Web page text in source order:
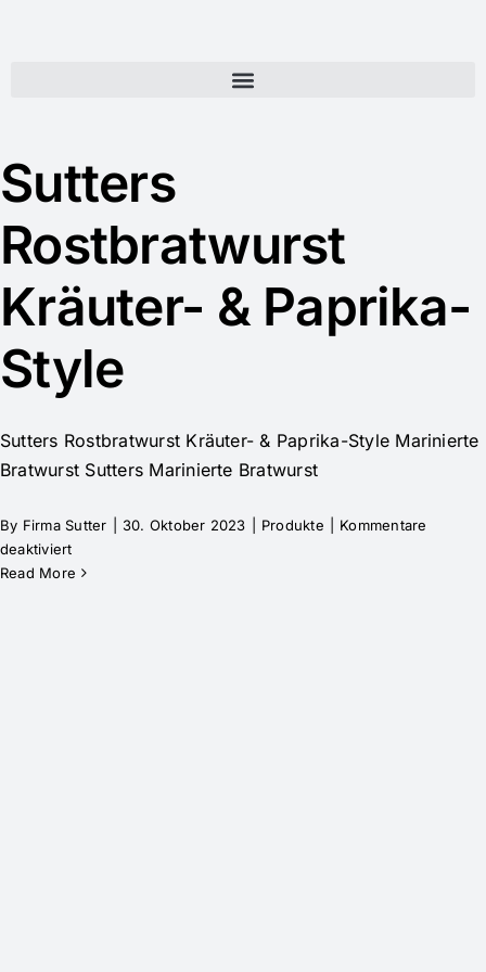
Sutters
Rostbratwurst
Kräuter- & Paprika-
Style
Sutters Rostbratwurst Kräuter- & Paprika-Style Marinierte
Bratwurst Sutters Marinierte Bratwurst
By Firma Sutter 30. Oktober 2023 Produkte
Kommentare
deaktiviert
Read More